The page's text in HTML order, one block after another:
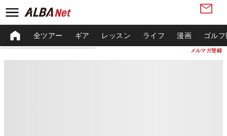
メルマガ登録
全ツアー ギア レッスン ライフ 漫画 ゴル